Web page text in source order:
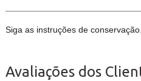
Siga as instruções de conservação.
Avaliações dos